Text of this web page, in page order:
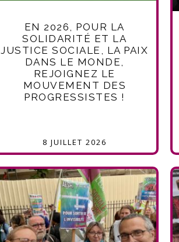
EN 2026, POUR LA
SOLIDARITÉ ET LA
JUSTICE SOCIALE, LA PAIX
DANS LE MONDE,
REJOIGNEZ LE
MOUVEMENT DES
PROGRESSISTES !
8 JUILLET 2026